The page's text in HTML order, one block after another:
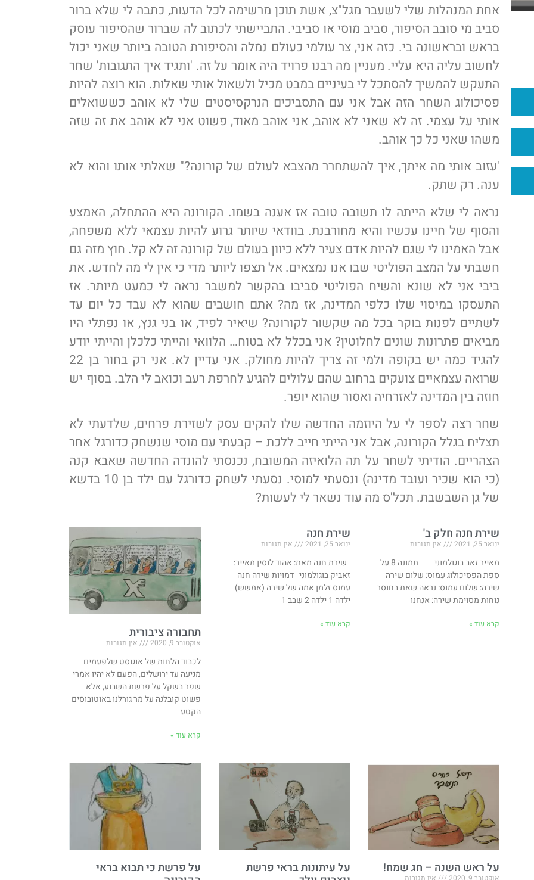
אחת המנהלות שלי לשעבר מגל"צ, אשת תוכן מרשימה לכל הדעות, כתבה לי שלא ברור
סביב מי סובב הסיפור, סביב מוסי או סביבי. התביישתי לכתוב לה שברור שהסיפור עוסק
בראש ובראשונה בי. כזה אני, צר עולמי כעולם נמלה והסיפורת הטובה ביותר שאני יכול
לחשוב עליה היא עליי. מעניין מה רבנו פרויד היה אומר על זה. 'ותגיד איך התגובות' שחר
התעקש להמשיך להסתכל לי בעיניים במבט מכיל ולשאול אותי שאלות. הוא רוצה להיות
פסיכולוג השחר הזה אבל אני עם התסביכים הנרקסיסטים שלי לא אוהב כששואלים
אותי על עצמי. זה לא שאני לא אוהב, אני אוהב מאוד, פשוט אני לא אוהב את זה שזה
משהו שאני כל כך אוהב.
'עזוב אותי מה איתך, איך להשתחרר מהצבא לעולם של קורונה?" שאלתי אותו והוא לא
ענה. רק שתק.
נראה לי שלא הייתה לו תשובה טובה אז אענה בשמו. הקורונה היא ההתחלה, האמצע
והסוף של חיינו עכשיו והיא מחורבנת. בוודאי שיותר גרוע להיות עצמאי ללא משפחה,
אבל האמינו לי שגם להיות אדם צעיר ללא כיוון בעולם של קורונה זה לא קל. חוץ מזה גם
חשבתי על המצב הפוליטי שבו אנו נמצאים. אל תצפו ליותר מדי כי אין לי מה לחדש. את
ביבי אני לא שונא והשיח הפוליטי סביבו בהקשר למשבר נראה לי כמעט מיותר. אז
התעסקו במיסוי שלו כלפי המדינה, אז מה? אתם חושבים שהוא לא עבד כל יום עד
לשתיים לפנות בוקר בכל מה שקשור לקורונה? שיאיר לפיד, או בני גנץ, או נפתלי היו
מביאים פתרונות שונים לחלוטין? אני בכלל לא בטוח… הלוואי והייתי כלכלן והייתי יודע
להגיד כמה יש בקופה ולמי זה צריך להיות מחולק. אני עדיין לא. אני רק בחור בן 22
שרואה עצמאיים צועקים ברחוב שהם עלולים להגיע לחרפת רעב וכואב לי הלב. בסוף יש
חוזה בין המדינה לאזרחיה ואסור שהוא יופר.
שחר רצה לספר לי על היוזמה החדשה שלו להקים עסק לשזירת פרחים, שלדעתי לא
תצליח בגלל הקורונה, אבל אני הייתי חייב ללכת – קבעתי עם מוסי שנשחק כדורגל אחר
הצהריים. הודיתי לשחר על תה הלואיזה המשובח, נכנסתי להונדה החדשה שאבא קנה
(כי הוא שכיר ועובד מדינה) ונסעתי למוסי. נסעתי לשחק כדורגל עם ילד בן 10 בדשא
של גן השבשבת. תכל'ס מה עוד נשאר לי לעשות?
שירת חנה חלק ב'
ינואר 25, 2021 אין תגובות
מאייר זאב בוגולמוני תמונה 8 על
ספת הפסיכולוג עמוס: שלום שירה
שירה: שלום עמוס: נראה שאת בחוסר
נוחות מסוימת שירה: אנחנו
קרא עוד »
שירת חנה
ינואר 25, 2021 אין תגובות
שירת חנה מאת: אהוד לוסין מאייר:
זאביק בוגולמוני דמויות שירה חנה
עמוס זלמן אמה של שירה (אמשש)
ילדה 1 ילדה 2 שבב 1
קרא עוד »
תחבורה ציבורית
אוקטובר 9, 2020 אין תגובות
לכבוד הלחות של אוגוסט שלפעמים
מגיעה עד ירושלים, הפעם לא יהיו אמרי
שפר בשקל על פרשת השבוע, אלא
פשוט קובלנה על מר גורלנו באוטובוסים
הקטע
קרא עוד »
על ראש השנה – חג שמח! על עיתונות בראי פרשת על פרשת כי תבוא בראי